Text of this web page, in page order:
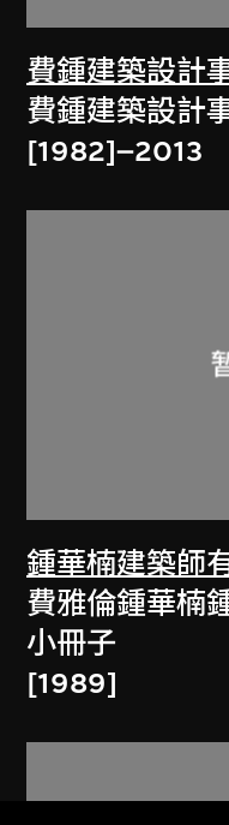
費鍾建築設計
費鍾建築設計
[1982]–2013
鍾華楠建築師
費雅倫鍾華楠
小冊子
[1989]